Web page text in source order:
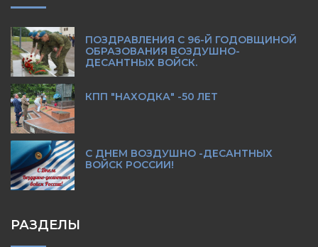
ПОЗДРАВЛЕНИЯ С 96-Й ГОДОВЩИНОЙ
ОБРАЗОВАНИЯ ВОЗДУШНО-
ДЕСАНТНЫХ ВОЙСК.
КПП "НАХОДКА" -50 ЛЕТ
С ДНЕМ ВОЗДУШНО -ДЕСАНТНЫХ
ВОЙСК РОССИИ!
РАЗДЕЛЫ